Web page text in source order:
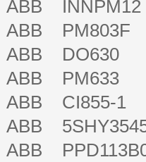
ABB
ABB PM803F
ABB DO630
ABB PM633
ABB CI855-1
ABB
ABB